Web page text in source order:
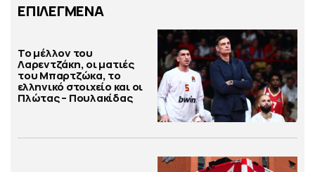
ΕΠΙΛΕΓΜΕΝΑ
Το μέλλον του
Λαρεντζάκη, οι ματιές
του Μπαρτζώκα, το
ελληνικό στοιχείο και οι
Πλώτας – Πουλακίδας